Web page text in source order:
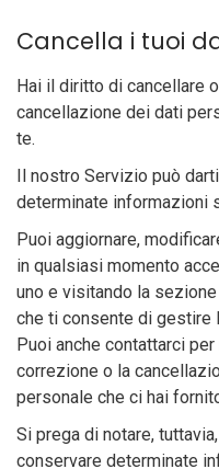
Cancella i tuoi
Hai il diritto di cancellare
cancellazione dei dati
te.
Il nostro Servizio può
determinate informazioni
Puoi aggiornare,
in qualsiasi momento
uno e visitando la
che ti consente di gestire
Puoi anche contattarci
correzione o la
personale che ci hai
Si prega di notare,
conservare determinate